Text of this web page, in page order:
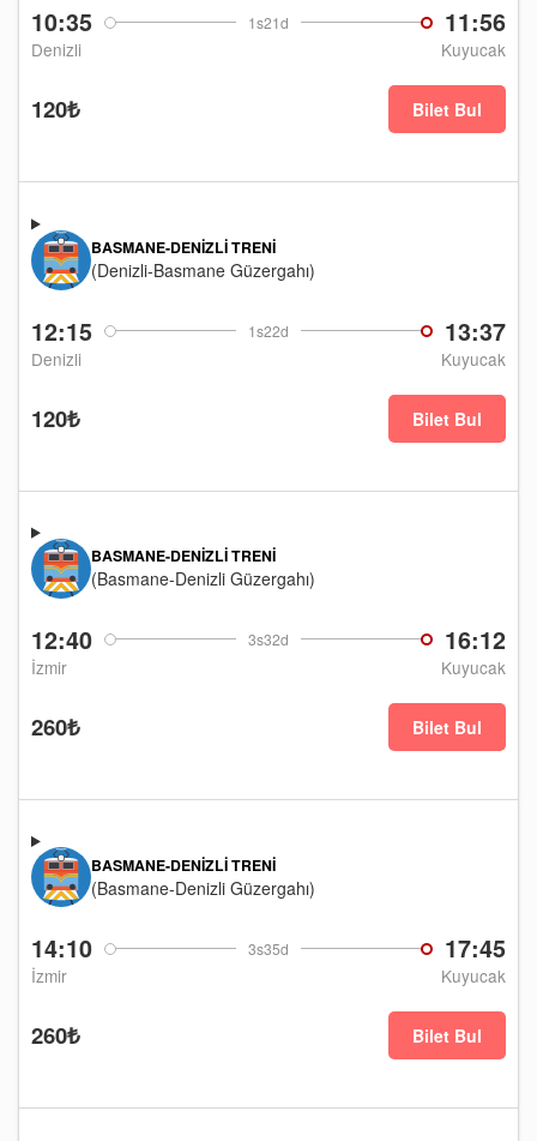
10:35 1s21d 11:56
Denizli Kuyucak
120₺ Bilet Bul
12:15 1s22d 13:37
Denizli Kuyucak
BASMANE-DENIZLI TRENI
(Denizli-Basmane Güzergahı)
120₺ Bilet Bul
12:40 3s32d 16:12
İzmir Kuyucak
BASMANE-DENIZLI TRENI
(Basmane-Denizli Güzergahı)
260₺ Bilet Bul
14:10 3s35d 17:45
İzmir Kuyucak
BASMANE-DENIZLI TRENI
(Basmane-Denizli Güzergahı)
260₺ Bilet Bul